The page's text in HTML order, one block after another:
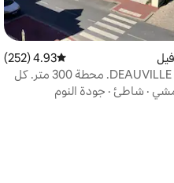
متوسط التقييم 4.93 من 5، 252 مراجعات
4.93 (252)
استوديو في DEAUVILLE. محطة 300 متر. كل
مشي. · شاطئ · جودة النوم